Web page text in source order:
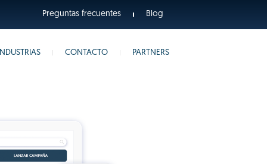
Preguntas frecuentes Blog
CONTACTO PARTNERS